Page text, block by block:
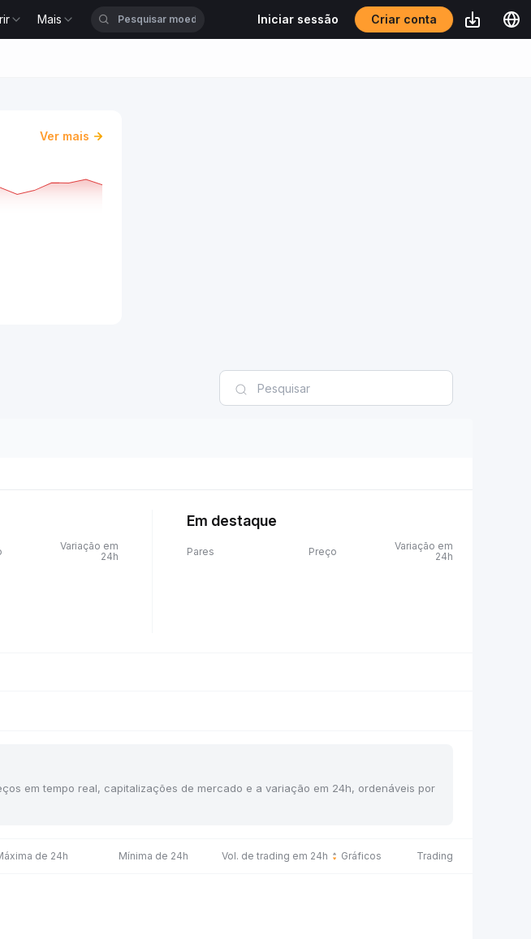
Mais Iniciar sessão Criar conta
Ver mais
Variação em
24h
Em destaque
Pares Preço
Variação em
24h
em tempo real, capitalizações de mercado e a variação em 24h, ordenáveis por
de 24h Mínima de 24h Vol. de trading em 24h Gráficos Trading